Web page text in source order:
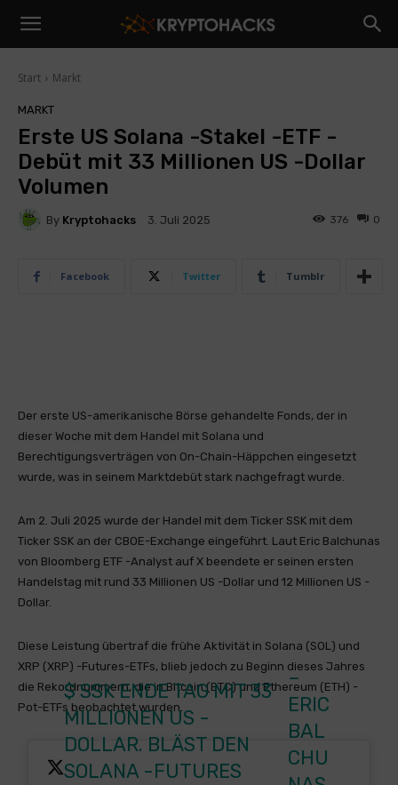
Start Markt
MARKT
Erste US Solana -Stakel -ETF -
Debüt mit 33 Millionen US -Dollar
Volumen
By Kryptohacks 3. Juli 2025 0
376
Facebook Twitter Tumblr
Der erste US-amerikanische Börse gehandelte Fonds, der in
dieser Woche mit dem Handel mit Solana und
Berechtigungsverträgen von On-Chain-Häppchen eingesetzt
wurde, was in seinem Marktdebüt stark nachgefragt wurde.
Am 2. Juli 2025 wurde der Handel mit dem Ticker SSK mit dem
Ticker SSK an der CBOE-Exchange eingeführt. Laut Eric Balchunas
von Bloomberg ETF -Analyst auf X beendete er seinen ersten
Handelstag mit rund 33 Millionen US -Dollar und 12 Millionen US -
Dollar.
Diese Leistung übertraf die frühe Aktivität in Solana (SOL) und
XRP (XRP) -Futures-ETFs, blieb jedoch zu Beginn dieses Jahres
die Rekordnummern, die in Bitcoin (BTC) und Ethereum (ETH) -
Pot-ETFs beobachtet wurden.
$ SSKENDE TAG MIT 33
MILLIONEN US -
DOLLAR. BLÄST DEN
SOLANA -FUTURES
–
ERIC
BAL
CHU